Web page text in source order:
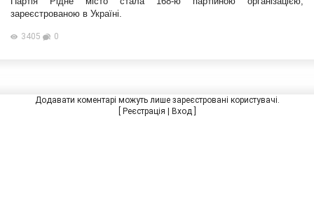
зареєстрованою в Україні.
3405 0
Додавати коментарі можуть лише зареєстровані користувачі.
Реєстрація Вход]